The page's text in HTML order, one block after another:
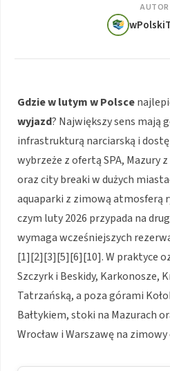
AUTOR
Gdzie w lutym w Polsce
wyjazd? Największy sens mają
infrastrukturą narciarską i
wybrzeże z ofertą SPA, Mazury
oraz city breaki w dużych
aquaparki z zimową atmosferą
czym luty 2026 przypada na
wymaga wcześniejszych
[1][2][3][5][6][10]. W praktyce
Szczyrk i Beskidy, Karkonosze,
Tatrzańską, a poza górami
Bałtykiem, stoki na Mazurach
Wrocław i Warszawę na